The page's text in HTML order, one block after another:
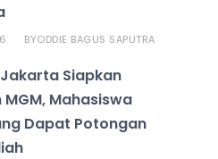
BYODDIE BAGUS SAPUTRA
Jakarta Siapkan
Mahasiswa
Dapat Potongan